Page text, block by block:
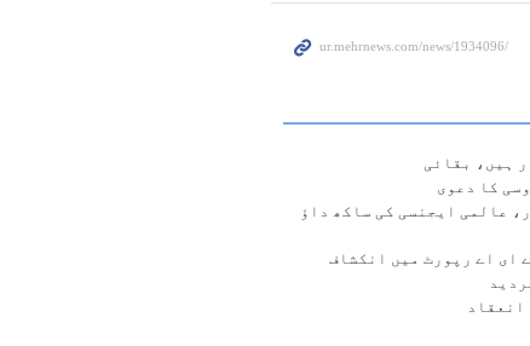
ہیں، بقائی
کا دعوی
عالمی ایجنسی کی ساکھ داؤ
ای اے رپورٹ میں انکشاف
انعقاد